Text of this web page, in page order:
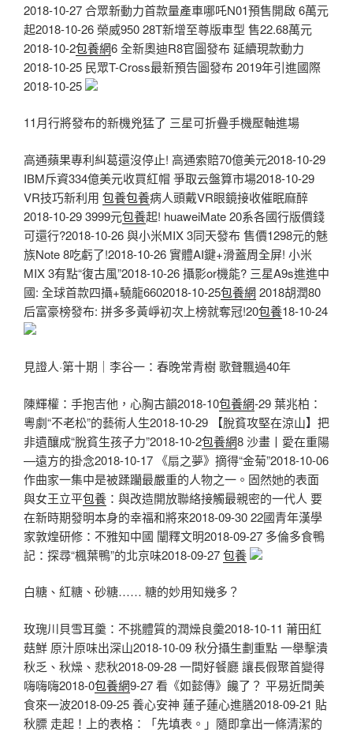
2018-10-27 合眾新動力首款量產車哪吒N01預售開啟 6萬元
起2018-10-26 榮威950 28T新增至尊版車型 售22.68萬元
2018-10-2包養網6 全新奧迪R8官圖發布 延續現款動力
2018-10-25 民眾T-Cross最新預告圖發布 2019年引進國際
2018-10-25
11月行將發布的新機兇猛了 三星可折疊手機壓軸進場
高通蘋果專利糾葛還沒停止! 高通索賠70億美元2018-10-29
IBM斥資334億美元收買紅帽 爭取云盤算市場2018-10-29
VR技巧新利用 包養包養病人頭戴VR眼鏡接收催眠麻醉
2018-10-29 3999元包養起! huaweiMate 20系各國行版價錢
可還行?2018-10-26 與小米MIX 3同天發布 售價1298元的魅
族Note 8吃虧了!2018-10-26 實體AI鍵+滑蓋周全屏! 小米
MIX 3有點“復古風”2018-10-26 攝影or機能? 三星A9s進進中
國: 全球首款四攝+驍龍6602018-10-25包養網 2018胡潤80
后富豪榜發布: 拼多多黃崢初次上榜就奪冠!20包養18-10-24
見證人·第十期｜李谷一：春晚常青樹 歌聲飄過40年
陳輝權：手抱吉他，心胸古韻2018-10包養網-29 葉兆柏：
粵劇“不老松”的藝術人生2018-10-29 【脫貧攻堅在涼山】把
非遺釀成“脫貧生孩子力”2018-10-2包養網8 沙畫丨愛在重陽
—遠方的掛念2018-10-17 《扇之夢》摘得“金菊”2018-10-06
作曲家一集中是被蹂躪最嚴重的人物之一。固然她的表面
與女王立平包養 ：與改造開放聯絡接觸最親密的一代人 要
在新時期發明本身的幸福和將來2018-09-30 22國青年漢學
家敦煌研修：不雅知中國 闡釋文明2018-09-27 多倫多食鴨
記：探尋“楓葉鴨”的北京味2018-09-27包養
白糖、紅糖、砂糖…… 糖的妙用知幾多？
玫瑰川貝雪耳羹：不挑體質的潤燥良羹2018-10-11 莆田紅
菇鮮 原汁原味出深山2018-10-09 秋分攝生劃重點 一舉擊潰
秋乏、秋燥、悲秋2018-09-28 一間好餐廳 讓長假聚首變得
嗨嗨嗨2018-0包養網9-27 看《如懿傳》饞了？ 平易近間美
食來一波2018-09-25 養心安神 蓮子蓮心進膳2018-09-21 貼
秋膘 走起！上的表格：「先填表。」隨即拿出一條清潔的